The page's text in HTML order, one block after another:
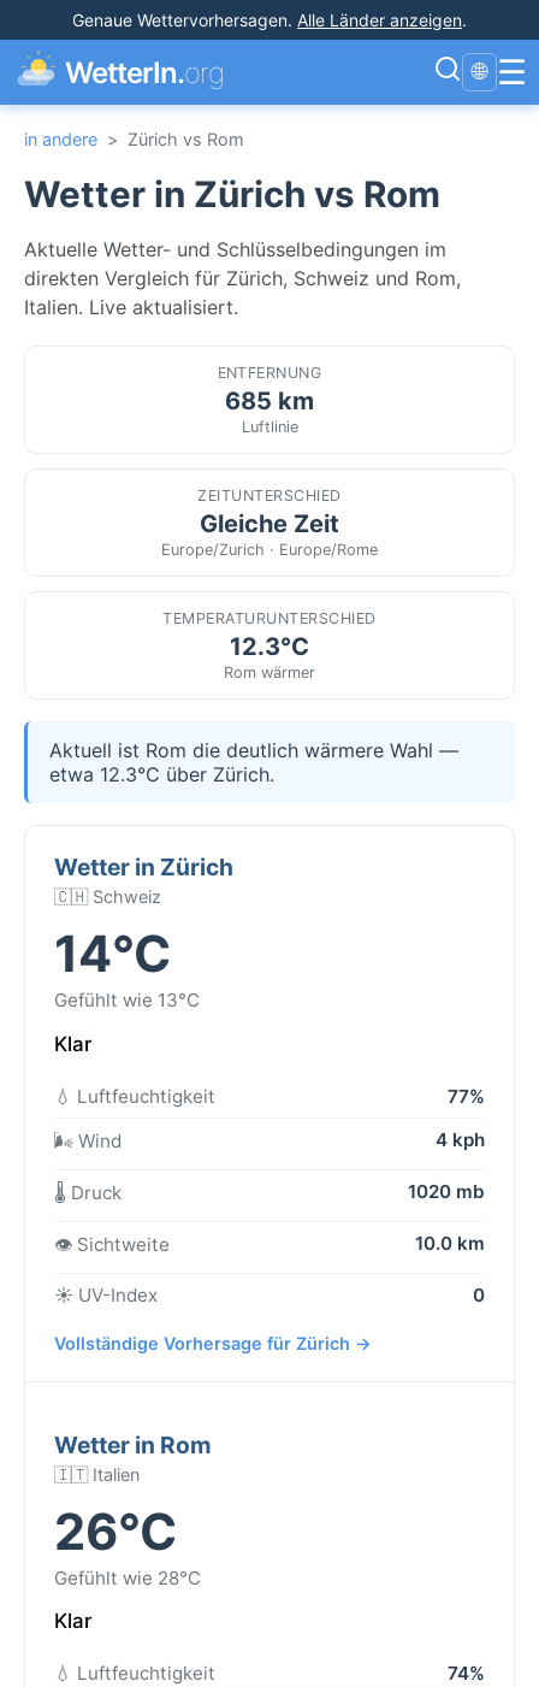
Genaue Wettervorhersagen. Alle Länder anzeigen.
WetterIn.org 🌐 ☰
in andere > Zürich vs Rom
Wetter in Zürich vs Rom
Aktuelle Wetter- und Schlüsselbedingungen im
direkten Vergleich für Zürich, Schweiz und Rom,
Italien. Live aktualisiert.
ENTFERNUNG
685 km
Luftlinie
ZEITUNTERSCHIED
Gleiche Zeit
Europe/Zurich · Europe/Rome
TEMPERATURUNTERSCHIED
12.3°C
Rom wärmer
Aktuell ist Rom die deutlich wärmere Wahl —
etwa 12.3°C über Zürich.
Wetter in Zürich
🇨🇭 Schweiz
14°C
Gefühlt wie 13°C
Klar
💧 Luftfeuchtigkeit
77%
🌬️ Wind
4 kph
🌡️ Druck 1020 mb
👁️ Sichtweite 10.0 km
☀️ UV-Index 0
Vollständige Vorhersage für Zürich →
Wetter in Rom
🇮🇹 Italien
26°C
Gefühlt wie 28°C
Klar
💧 Luftfeuchtigkeit
74%